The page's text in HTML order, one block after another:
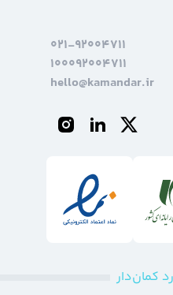
۰۲۱-۹۲۰۰۴۷۱۱
۱۰۰۰۹۲۰۰۴۷۱۱
hello@kamandar.ir
کمان‌دار